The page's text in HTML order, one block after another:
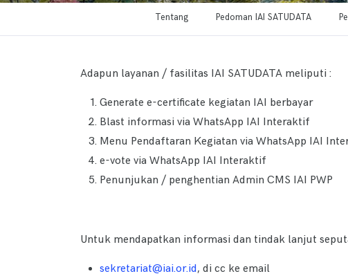
Tentang Pedoman IAI SATUDATA
Adapun layanan / fasilitas IAI SATUDATA meliputi :
Generate e-certificate kegiatan IAI berbayar
Blast informasi via WhatsApp IAI Interaktif
Menu Pendaftaran Kegiatan via WhatsApp IAI
e-vote via WhatsApp IAI Interaktif
Penunjukan / penghentian Admin CMS IAI PWP
Untuk mendapatkan informasi dan tindak lanjut
sekretariat@iai.or.id, di cc ke email